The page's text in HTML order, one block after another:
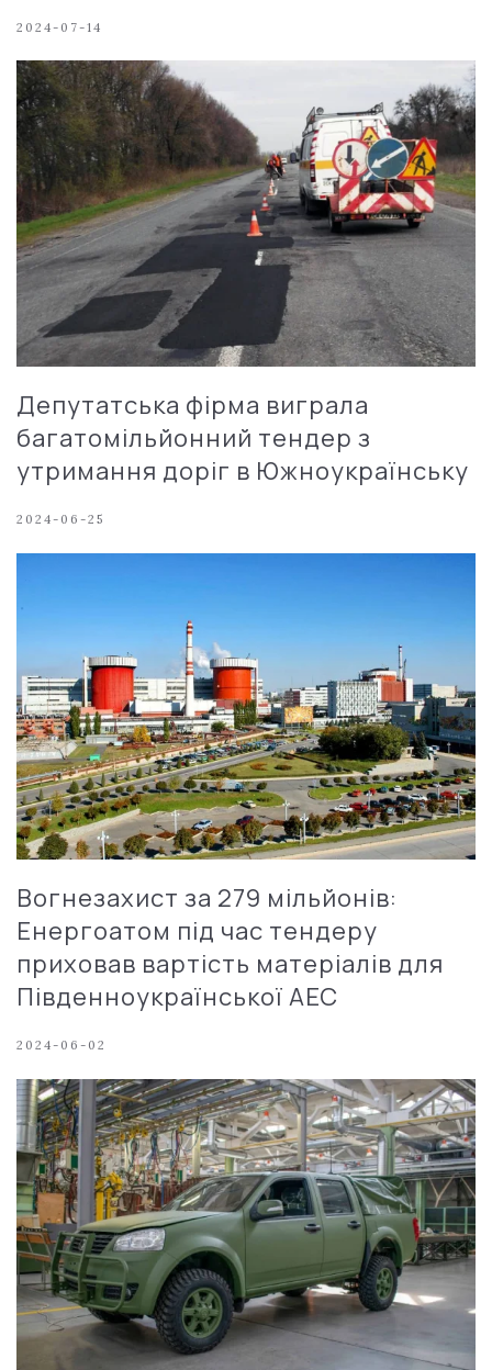
2024-07-14
Депутатська фірма виграла
багатомільйонний тендер з
утримання доріг в Южноукраїнську
2024-06-25
Вогнезахист за 279 мільйонів:
Енергоатом під час тендеру
приховав вартість матеріалів для
Південноукраїнської АЕС
2024-06-02